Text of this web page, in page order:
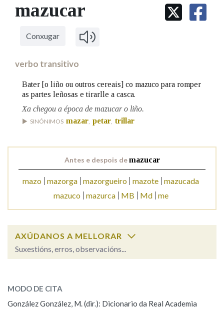
IDENTIDADE CORPORATIVA
MARCIAL DEL ADALID
FIGURAS HOMENAXEADAS
Facebook
TwitterYoutubeInstagram
Bluesky
BUSCAR NOS LEMAS
Comeza por
Contén
Na fraseoloxía
mazucar
Conxugar
verbo transitivo
Bater [o liño ou outros cereais] co mazuco para romper
as partes leñosas e tirarlle a casca.
Xa chegou a época de mazucar o liño.
SINÓNIMOS mazar petar trillar
Antes e despois demazucar
mazo mazorga mazorgueiro mazote mazucada
mazuco
mazurca MB Md me
AXÚDANOS A MELLORAR
Suxestións, erros, observacións...
ESCOLLE UNHA OPCIÓN:
MODO DE CITA
González González, M. (dir.): Dicionario da Real Academia